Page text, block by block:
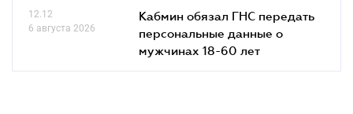
12.12
6 августа 2026
Кабмин обязал ГНС передать
персональные данные о
мужчинах 18-60 лет